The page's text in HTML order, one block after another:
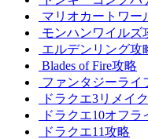
マリオカートワー
モンハンワイルズ
エルデンリング攻
Blades of Fire攻略
ファンタジーライ
ドラクエ3リメイ
ドラクエ10オフラ
ドラクエ11攻略